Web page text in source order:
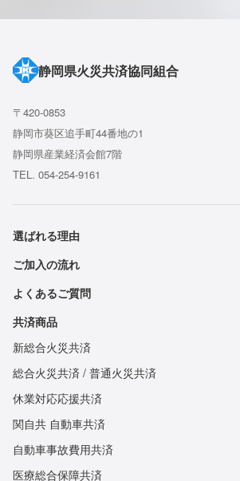
静岡県火災共済協同組合
〒420-0853
静岡市葵区追手町44番地の1
静岡県産業経済会館7階
TEL. 054-254-9161
選ばれる理由
ご加入の流れ
よくあるご質問
共済商品
新総合火災共済
総合火災共済 / 普通火災共済
休業対応応援共済
関自共 自動車共済
自動車事故費用共済
医療総合保障共済